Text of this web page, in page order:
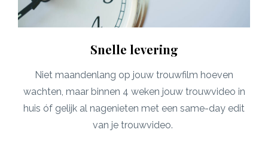
Snelle levering
Niet maandenlang op jouw trouwfilm hoeven
wachten, maar binnen 4 weken jouw trouwvideo in
huis óf gelijk al nagenieten met een same-day edit
van je trouwvideo.